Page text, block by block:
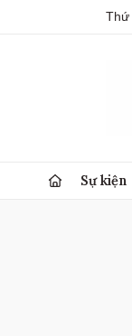
Thứ
Sự kiện